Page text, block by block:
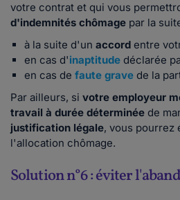
votre contrat et qui vous
d'indemnités chômage par la
à la suite d'un accord entre
en cas d'inaptitude déclarée
en cas de faute grave de la
Par ailleurs, si votre employeur
travail à durée déterminée de
justification légale, vous pourrez
l'allocation chômage.
Solution n°6 : éviter